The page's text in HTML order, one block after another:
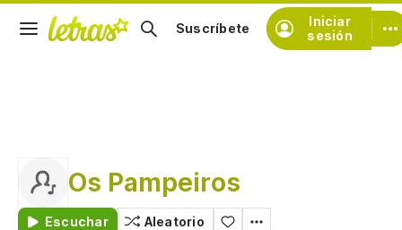
Iniciar
sesión
Suscríbete
Os Pampeiros
Escuchar Aleatorio